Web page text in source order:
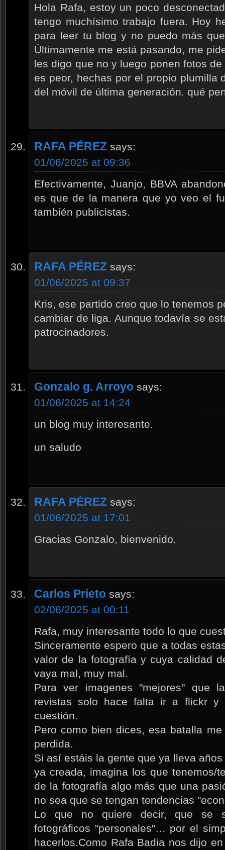
Hola Rafa, estoy un poco
tengo muchísimo trabajo fuera. Hoy
para leer tu blog y no puedo más
Últimamente me está pasando, me
les digo que no y luego ponen fotos
es peor, hechas por el propio plumilla
del móvil de última generación. qué
RAFA PÉREZ says:
01/06/2025 at 09:36
Efectivamente, Juanjo, BBVA
es que de la manera que yo veo el
también publicistas.
RAFA PÉREZ says:
01/06/2025 at 09:37
Kris, ese partido creo que lo tenemos
cambiar de liga. Aunque todavía se
patrocinadores.
Gonzalo g. Arroyo says:
01/06/2025 at 14:24
un blog muy interesante.
un saludo
RAFA PÉREZ says:
01/06/2025 at 17:01
Gracias Gonzalo, bienvenido.
Carlos Prieto says:
02/06/2025 at 00:11
Rafa, muy interesante todo lo que
Sinceramente espero que a todas
valor de la fotografía y cuya calidad
vaya mal, muy mal.
Para ver imagenes "mejores" que
revistas solo hace falta ir a flickr y
cuestión.
Pero como bien dices, esa batalla
perdida.
Si así estáis la gente que ya lleva
ya creada, imagina los que tenemos/
de la fotografía algo más que una
no sea que se tengan tendencias
Lo que no quiere decir, que se
fotográficos "personales"… por el
hacerlos.Como Rafa Badia nos dijo